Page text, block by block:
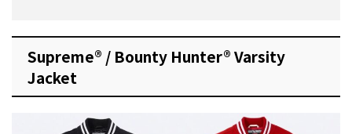
Supreme® / Bounty Hunter® Varsity
Jacket